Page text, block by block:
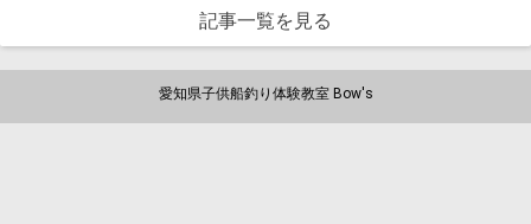
記事一覧を見る
愛知県子供船釣り体験教室 Bow's